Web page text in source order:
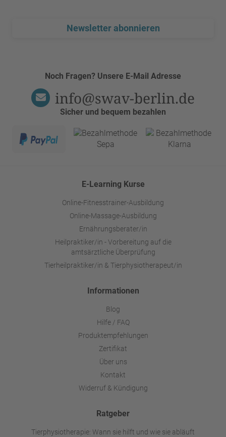
Newsletter abonnieren
Sicher und bequem bezahlen
Noch Fragen? Unsere E-Mail Adresse
info@swav-berlin.de
E-Learning Kurse
Online-Fitnesstrainer-Ausbildung
Online-Massage-Ausbildung
Ernährungsberater/in
Heilpraktiker/in - Vorbereitung auf die
amtsärztliche Überprüfung
Tierheilpraktiker/in & Tierphysiotherapeut/in
Informationen
Blog
Hilfe / FAQ
Produktempfehlungen
Zertifikat
Über uns
Kontakt
Widerruf & Kündigung
Ratgeber
Tierphysiotherapie: Wann sie hilft und wie sie abläuft